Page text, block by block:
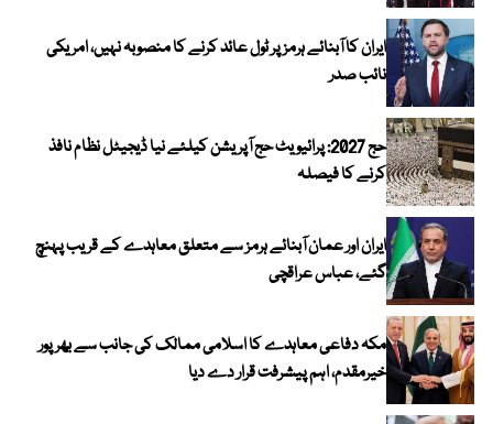
ایران کا آبنائے ہرمز پر ٹول عائد کرنے کا منصوبہ نہیں، امریکی
نائب صدر
حج 2027: پرائیویٹ حج آپریشن کیلئے نیا ڈیجیٹل نظام نافذ
کرنے کا فیصلہ
ایران اور عمان آبنائے ہرمز سے متعلق معاہدے کے قریب پہنچ
گئے، عباس عراقچی
مکہ دفاعی معاہدے کا اسلامی ممالک کی جانب سے بھرپور
خیرمقدم، اہم پیشرفت قرار دے دیا